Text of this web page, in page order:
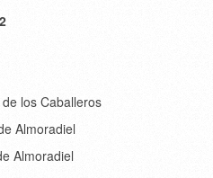
los Caballeros
Almoradiel
Almoradiel